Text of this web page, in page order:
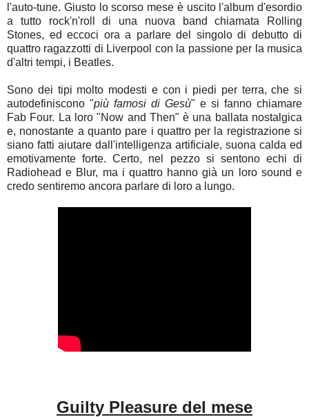
l'auto-tune. Giusto lo scorso mese è uscito l'album d'esordio
a tutto rock'n'roll di una nuova band chiamata Rolling
Stones, ed eccoci ora a parlare del singolo di debutto di
quattro ragazzotti di Liverpool con la passione per la musica
d'altri tempi, i Beatles.
Sono dei tipi molto modesti e con i piedi per terra, che si
autodefiniscono "più famosi di Gesù" e si fanno chiamare
Fab Four. La loro "Now and Then" è una ballata nostalgica
e, nonostante a quanto pare i quattro per la registrazione si
siano fatti aiutare dall'intelligenza artificiale, suona calda ed
emotivamente forte. Certo, nel pezzo si sentono echi di
Radiohead e Blur, ma i quattro hanno già un loro sound e
credo sentiremo ancora parlare di loro a lungo.
Guilty Pleasure del mese